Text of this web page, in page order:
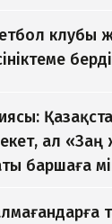
клубы
берді
ал «Заң
баршаға